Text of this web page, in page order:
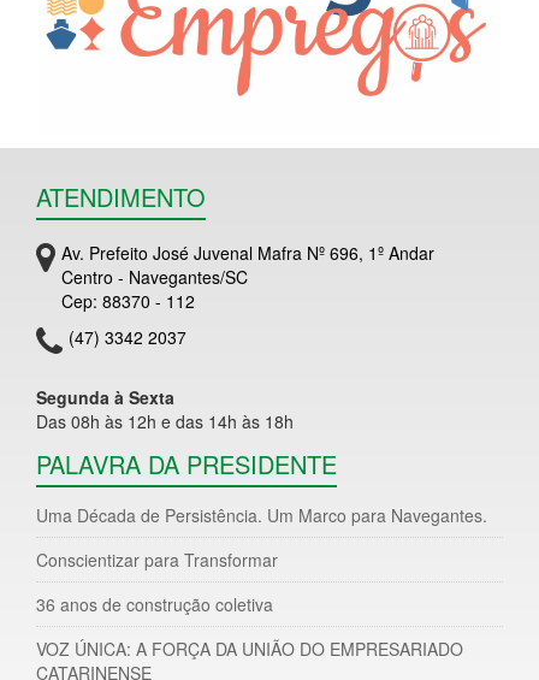
ATENDIMENTO
Av. Prefeito José Juvenal Mafra Nº 696, 1º Andar
Centro - Navegantes/SC
Cep: 88370 - 112
(47) 3342 2037
Segunda à Sexta
Das 08h às 12h e das 14h às 18h
PALAVRA DA PRESIDENTE
Uma Década de Persistência. Um Marco para Navegantes.
Conscientizar para Transformar
36 anos de construção coletiva
VOZ ÚNICA: A FORÇA DA UNIÃO DO EMPRESARIADO
CATARINENSE